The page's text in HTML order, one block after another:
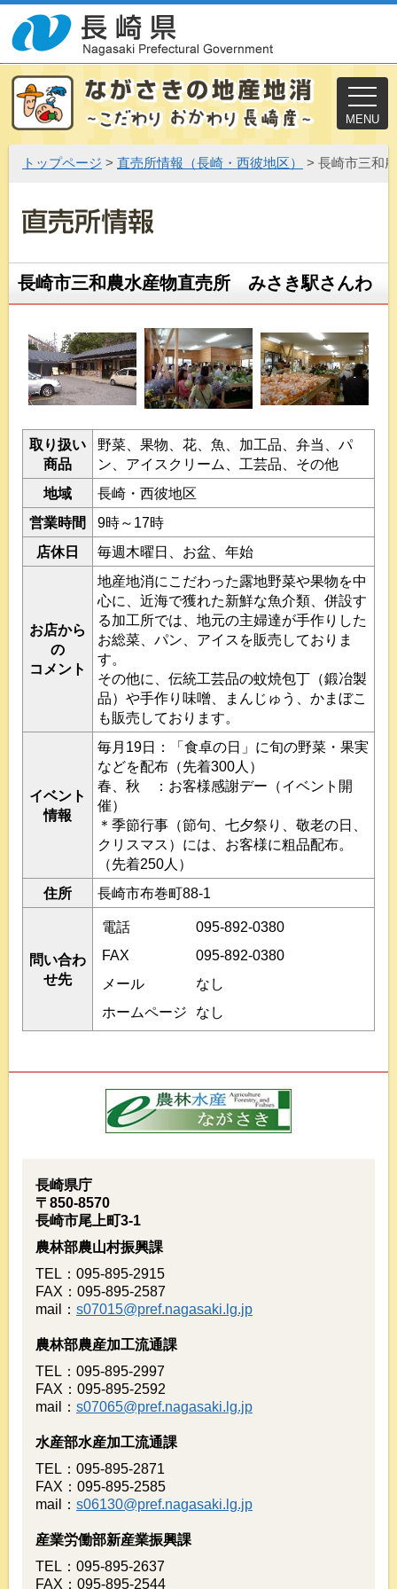
MENU
トップページ > 直売所情報（長崎・西彼地区） > 長崎市三和
長崎市三和農水産物直売所 みさき駅さんわ
取り扱い
商品
野菜、果物、花、魚、加工品、弁当、パ
ン、アイスクリーム、工芸品、その他
地域
長崎・西彼地区
営業時間
9時～17時
店休日
毎週木曜日、お盆、年始
お店から
の
コメント
地産地消にこだわった露地野菜や果物を中
心に、近海で獲れた新鮮な魚介類、併設す
る加工所では、地元の主婦達が手作りした
お総菜、パン、アイスを販売しておりま
す。
その他に、伝統工芸品の蚊焼包丁（鍛冶製
品）や手作り味噌、まんじゅう、かまぼこ
も販売しております。
イベント
情報
毎月19日：「食卓の日」に旬の野菜・果実
などを配布（先着300人）
春、秋 ：お客様感謝デー（イベント開
催）
＊季節行事（節句、七夕祭り、敬老の日、
クリスマス）には、お客様に粗品配布。
（先着250人）
住所
長崎市布巻町88-1
問い合わ
せ先
電話
095-892-0380
FAX
095-892-0380
メール
なし
ホームページ
なし
長崎県庁
〒850-8570
長崎市尾上町3-1
農林部農山村振興課
TEL：095-895-2915
FAX：095-895-2587
mail： s07015@pref.nagasaki.lg.jp
農林部農産加工流通課
TEL：095-895-2997
FAX：095-895-2592
mail： s07065@pref.nagasaki.lg.jp
水産部水産加工流通課
TEL：095-895-2871
FAX：095-895-2585
mail： s06130@pref.nagasaki.lg.jp
産業労働部新産業振興課
TEL：095-895-2637
FAX：095-895-2544